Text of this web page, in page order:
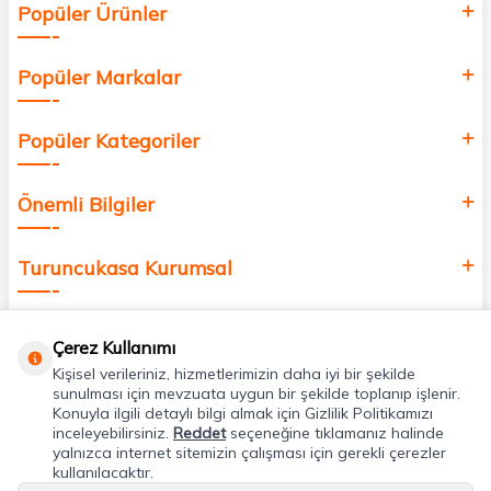
değer katmak için bize katılın!
Popüler Ürünler
Popüler Markalar
Popüler Kategoriler
Önemli Bilgiler
Turuncukasa Kurumsal
Uygulamalarımız
Adres & İletişim
Çerez Kullanımı
Kişisel verileriniz, hizmetlerimizin daha iyi bir şekilde
sunulması için mevzuata uygun bir şekilde toplanıp işlenir.
Konuyla ilgili detaylı bilgi almak için Gizlilik Politikamızı
inceleyebilirsiniz. Reddetseçeneğine tıklamanız halinde
yalnızca internet sitemizin çalışması için gerekli çerezler
kullanılacaktır.